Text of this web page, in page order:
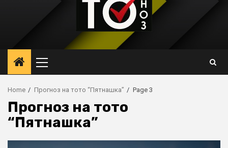
Menu
Home Прогноз на тото “Пятнашка” Page 3
Прогноз на тото
“Пятнашка”